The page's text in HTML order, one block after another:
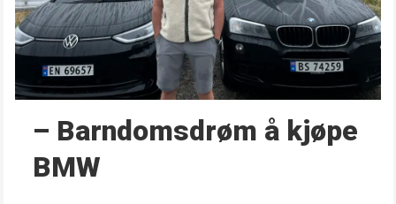
– Barndoms­drøm å kjøpe
BMW